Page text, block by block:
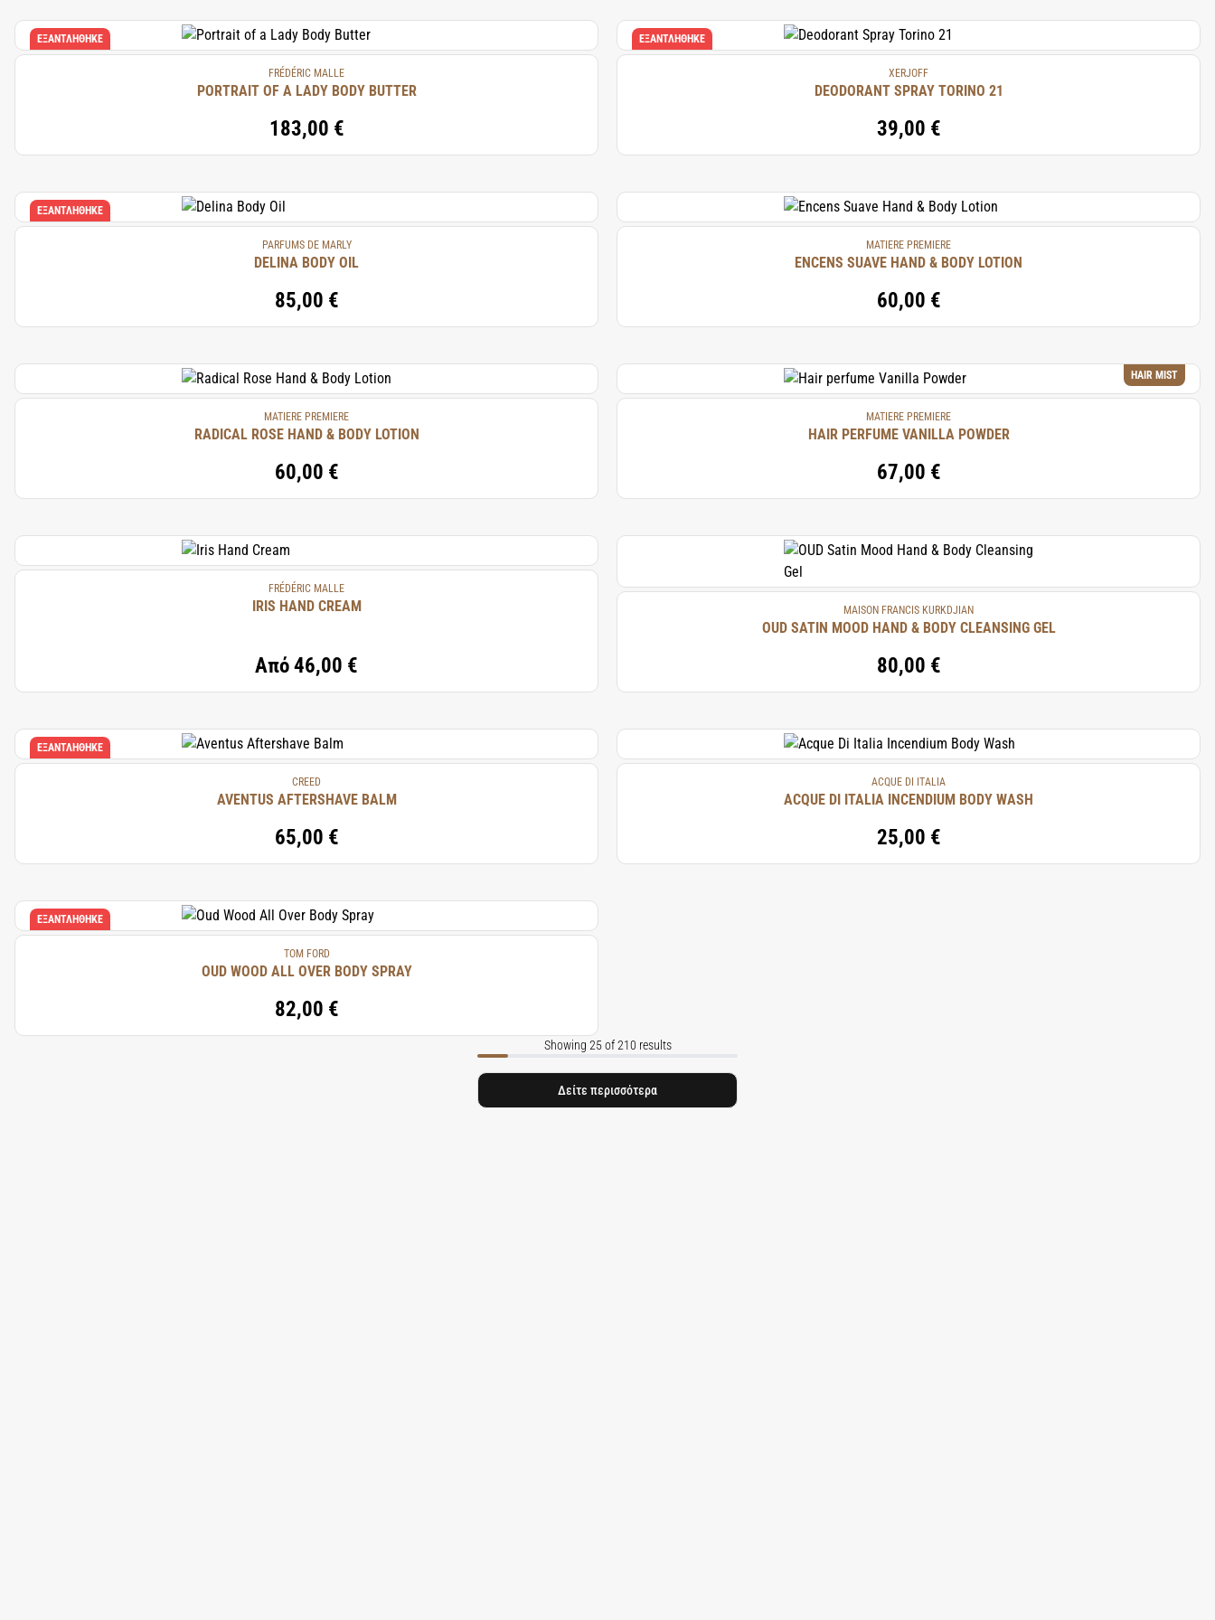
ΕΞΑΝΤΛΉΘΗΚΕ
FRÉDÉRIC MALLE
PORTRAIT OF A LADY BODY BUTTER
183,00 €
ΕΞΑΝΤΛΉΘΗΚΕ
XERJOFF
DEODORANT SPRAY TORINO 21
39,00 €
ΕΞΑΝΤΛΉΘΗΚΕ
PARFUMS DE MARLY
DELINA BODY OIL
85,00 €
MATIERE PREMIERE
ENCENS SUAVE HAND & BODY LOTION
60,00 €
MATIERE PREMIERE
RADICAL ROSE HAND & BODY LOTION
60,00 €
HAIR MIST
MATIERE PREMIERE
HAIR PERFUME VANILLA POWDER
67,00 €
FRÉDÉRIC MALLE
IRIS HAND CREAM
Από46,00 €
MAISON FRANCIS KURKDJIAN
OUD SATIN MOOD HAND & BODY CLEANSING GEL
80,00 €
ΕΞΑΝΤΛΉΘΗΚΕ
CREED
AVENTUS AFTERSHAVE BALM
65,00 €
ACQUE DI ITALIA
ACQUE DI ITALIA INCENDIUM BODY WASH
25,00 €
ΕΞΑΝΤΛΉΘΗΚΕ
TOM FORD
OUD WOOD ALL OVER BODY SPRAY
82,00 €
Showing 25 of 210 results
Δείτε περισσότερα